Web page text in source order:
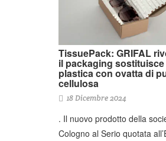
TissuePack: GRIFAL
il packaging sostituisce
plastica con ovatta di
cellulosa
18 Dicembre 2024
. Il nuovo prodotto della
Cologno al Serio quotata